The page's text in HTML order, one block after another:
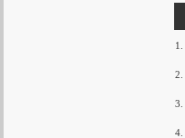
1.
2.
3.
4.